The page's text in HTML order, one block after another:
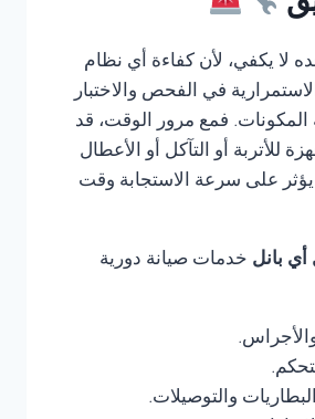
لا يكفي، لأن كفاءة أي نظام
في الفحص والاختبار
المكونات. فمع مرور الوقت، قد
للأتربة أو التآكل أو الأعطال
يؤثر على سرعة الاستجابة وقت
بانل خدمات صيانة دورية
والتوصيلات.